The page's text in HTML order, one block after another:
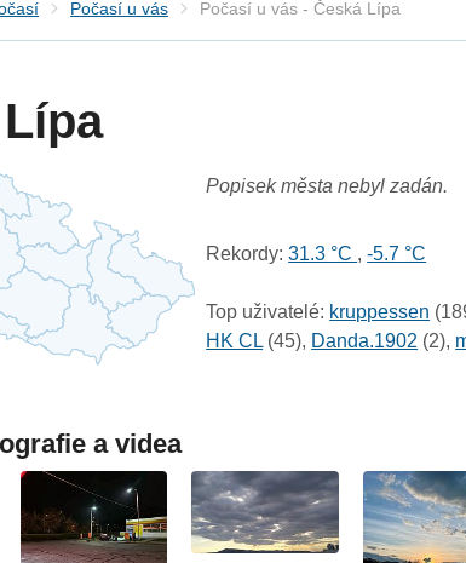
Počasí u vás Počasí u vás - Česká Lípa
Popisek města nebyl zadán.
Rekordy: 31.3 °C ,-5.7 °C
Top uživatelé: kruppessen
HK CL(45), Danda.1902 (2),
a videa